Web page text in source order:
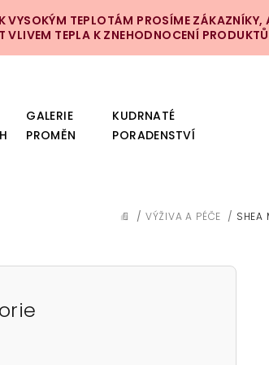
VYSOKÝM TEPLOTÁM PROSÍME
VLIVEM TEPLA K ZNEHODNOCENÍ
GALERIE
PROMĚN
KUDRNATÉ
PORADENSTVÍ
DOMŮ
/ VÝŽIVA A PÉČE / SHEA